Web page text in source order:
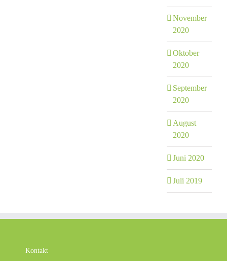
November
2020
Oktober
2020
September
2020
August
2020
Juni 2020
Juli 2019
Kontakt